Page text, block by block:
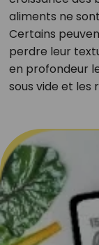
aliments ne
Certains
perdre leur
en profondeur
sous vide et les